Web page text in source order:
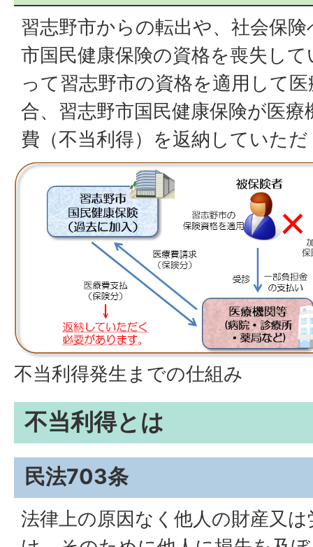
習志野市からの転出や、社会保
市国民健康保険の資格を喪失し
って習志野市の資格を適用して
合、習志野市国民健康保険が医
費（不当利得）を返納していた
不当利得発生までの仕組み
不当利得とは
民法703条
法律上の原因なく他人の財産又